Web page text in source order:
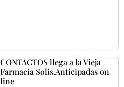
CONTACTOS llega a la Vieja
Farmacia Solis.Anticipadas on
line